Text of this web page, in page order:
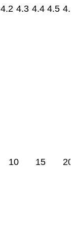
4.2 4.3 4.4 4.5 4.6
10 15 20